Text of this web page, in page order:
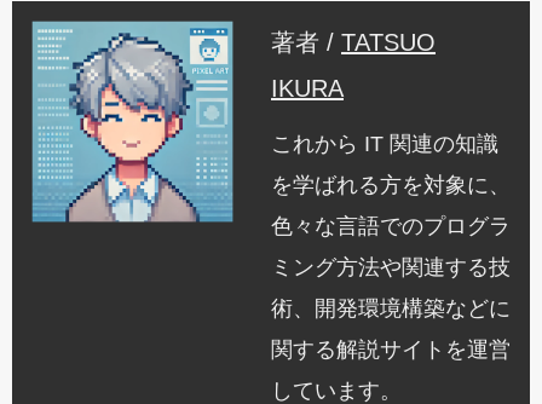
著者 / TATSUO
IKURA
これから IT 関連の知識
を学ばれる方を対象に、
色々な言語でのプログラ
ミング方法や関連する技
術、開発環境構築などに
関する解説サイトを運営
しています。